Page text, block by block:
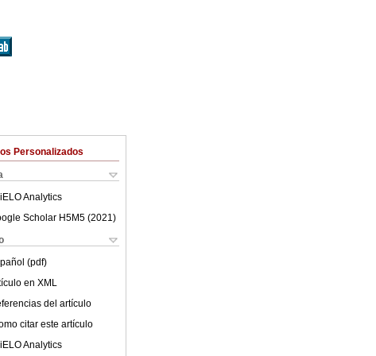
Personalizados
Analytics
Scholar H5M5 (2021 )
(pdf)
en XML
del artículo
citar este artículo
Analytics